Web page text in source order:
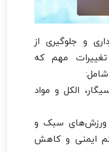
و جلوگیری از
مهم که
الکل و مواد
ورزش‌های سبک و
ایمنی و کاهش